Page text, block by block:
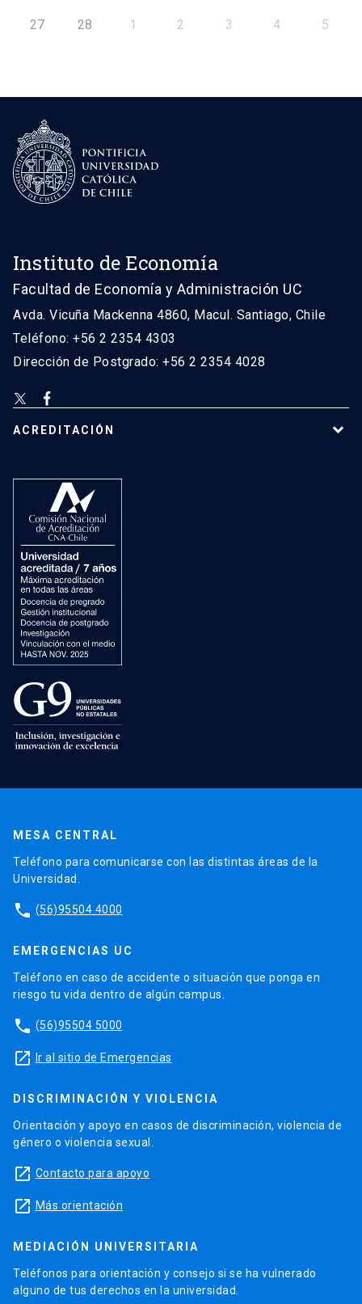
27 28 1 2 3 4 5
Instituto de Economía
Facultad de Economía y Administración UC
Avda. Vicuña Mackenna 4860, Macul. Santiago, Chile
Teléfono: +56 2 2354 4303
Dirección de Postgrado: +56 2 2354 4028
ACREDITACIÓN
MESA CENTRAL
Teléfono para comunicarse con las distintas áreas de la
Universidad.
phone (56)95504 4000
EMERGENCIAS UC
Teléfono en caso de accidente o situación que ponga en
riesgo tu vida dentro de algún campus.
phone (56)95504 5000
launch Ir al sitio de Emergencias
DISCRIMINACIÓN Y VIOLENCIA
Orientación y apoyo en casos de discriminación, violencia de
género o violencia sexual.
launch Contacto para apoyo
launch Más orientación
MEDIACIÓN UNIVERSITARIA
Teléfonos para orientación y consejo si se ha vulnerado
alguno de tus derechos en la universidad.